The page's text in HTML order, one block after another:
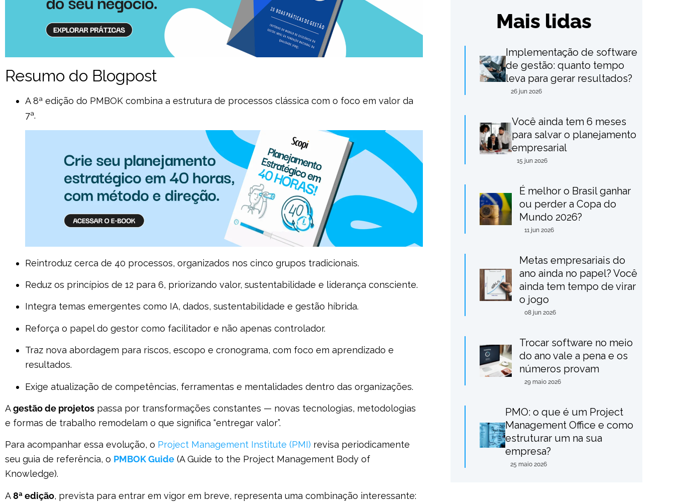
Resumo do Blogpost
A 8ª edição do PMBOK combina a estrutura de processos clássica com o foco em valor da
7ª.
Reintroduz cerca de 40 processos, organizados nos cinco grupos tradicionais.
Reduz os princípios de 12 para 6, priorizando valor, sustentabilidade e liderança consciente.
Integra temas emergentes como IA, dados, sustentabilidade e gestão híbrida.
Reforça o papel do gestor como facilitador e não apenas controlador.
Traz nova abordagem para riscos, escopo e cronograma, com foco em aprendizado e
resultados.
Exige atualização de competências, ferramentas e mentalidades dentro das organizações.
Agestão de projetos passa por transformações constantes — novas tecnologias, metodologias
e formas de trabalho remodelam o que significa “entregar valor”.
Para acompanhar essa evolução, o Project Management Institute (PMI) revisa periodicamente
seu guia de referência, o PMBOK Guide (A Guide to the Project Management Body of
Knowledge).
A8ª edição, prevista para entrar em vigor em breve, representa uma combinação interessante:
Mais lidas
Implementação de software
de gestão: quanto tempo
leva para gerar resultados?
26 jun 2026
Você ainda tem 6 meses
para salvar o planejamento
empresarial
15 jun 2026
É melhor o Brasil ganhar
ou perder a Copa do
Mundo 2026?
11 jun 2026
Metas empresariais do
ano ainda no papel? Você
ainda tem tempo de virar
o jogo
08 jun 2026
Trocar software no meio
do ano vale a pena e os
números provam
29 maio 2026
PMO: o que é um Project
Management Office e como
estruturar um na sua
empresa?
25 maio 2026